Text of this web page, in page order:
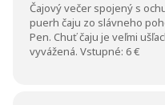
Čajový večer spojený s
puerh čaju zo slávneho
Pen. Chuť čaju je veľmi
vyvážená. Vstupné: 6 €